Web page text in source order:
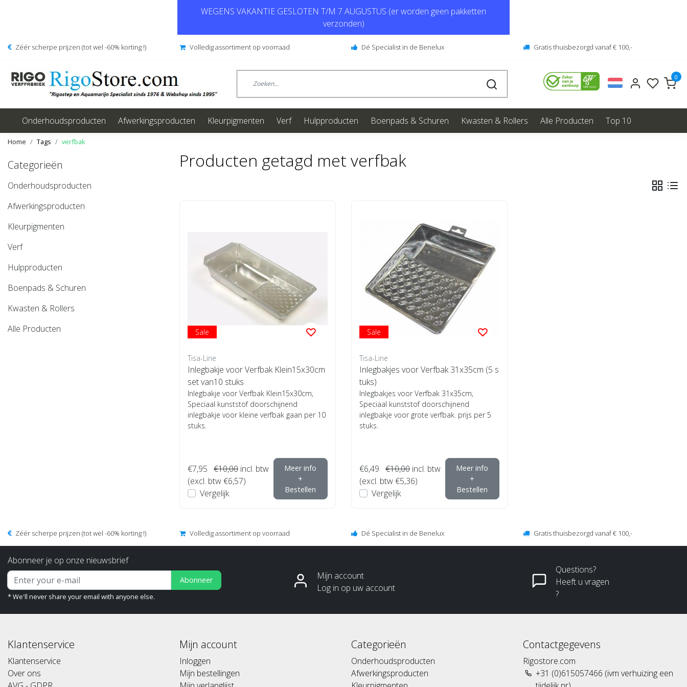
WEGENS VAKANTIE GESLOTEN T/M 7 AUGUSTUS (er worden geen pakketten
verzonden)
Zéér scherpe prijzen (tot wel -60% korting !) Volledig assortiment op voorraad Dé Specialist in de Benelux Gratis thuisbezorgd vanaf € 100,-
0
Onderhoudsproducten Afwerkingsproducten Kleurpigmenten Verf Hulpproducten Boenpads & Schuren Kwasten & Rollers Alle Producten Top 10
Home Tags verfbak
Categorieën
Onderhoudsproducten
Afwerkingsproducten
Kleurpigmenten
Verf
Hulpproducten
Boenpads & Schuren
Kwasten & Rollers
Alle Producten
Producten getagd met verfbak
Sale
Tisa-Line
Inlegbakje voor Verfbak Klein15x30cm
set van10 stuks
Inlegbakje voor Verfbak Klein15x30cm,
Speciaal kunststof doorschijnend
inlegbakje voor kleine verfbak gaan per 10
stuks.
€7,95 €10,00 incl. btw
(excl. btw €6,57)
Vergelijk
Meer info
+
Bestellen
Sale
Tisa-Line
Inlegbakjes voor Verfbak 31x35cm (5 s
tuks)
Inlegbakjes voor Verfbak 31x35cm,
Speciaal kunststof doorschijnend
inlegbakje voor grote verfbak. prijs per 5
stuks.
€6,49 €10,00 incl. btw
(excl. btw €5,36)
Vergelijk
Meer info
+
Bestellen
Zéér scherpe prijzen (tot wel -60% korting !) Volledig assortiment op voorraad Dé Specialist in de Benelux Gratis thuisbezorgd vanaf € 100,-
Abonneer je op onze nieuwsbrief
Abonneer
* We'll never share your email with anyone else.
Mijn account
Log in op uw account
Questions?
Heeft u vragen
?
Klantenservice
Klantenservice
Over ons
Mijn account
Inloggen
Mijn bestellingen
Categorieën
Onderhoudsproducten
Afwerkingsproducten
Contactgegevens
Rigostore.com
+31 (0)615057466 (ivm verhuizing een